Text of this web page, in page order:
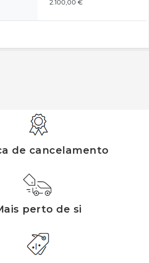
2.100,00 €
de cancelamento
perto de si